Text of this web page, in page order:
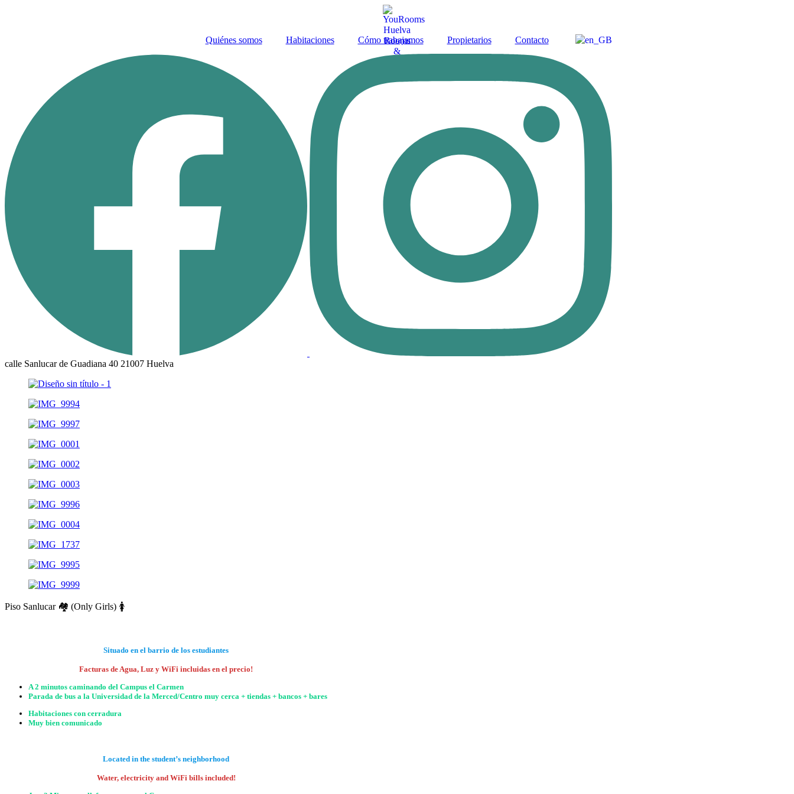
Quiénes somos
Habitaciones Cómo trabajamos Propietarios Contacto
calle Sanlucar de Guadiana 40 21007 Huelva
Piso Sanlucar 🏘️ (Only Girls) 🚺
Situado en el barrio de los estudiantes
Facturas de Agua, Luz y WiFi incluidas en el precio!
A 2 minutos caminando del Campus el Carmen
Parada de bus a la Universidad de la Merced/Centro muy cerca + tiendas + bancos + bares
Habitaciones con cerradura
Muy bien comunicado
Located in the student’s neighborhood
Water, electricity and WiFi bills included!